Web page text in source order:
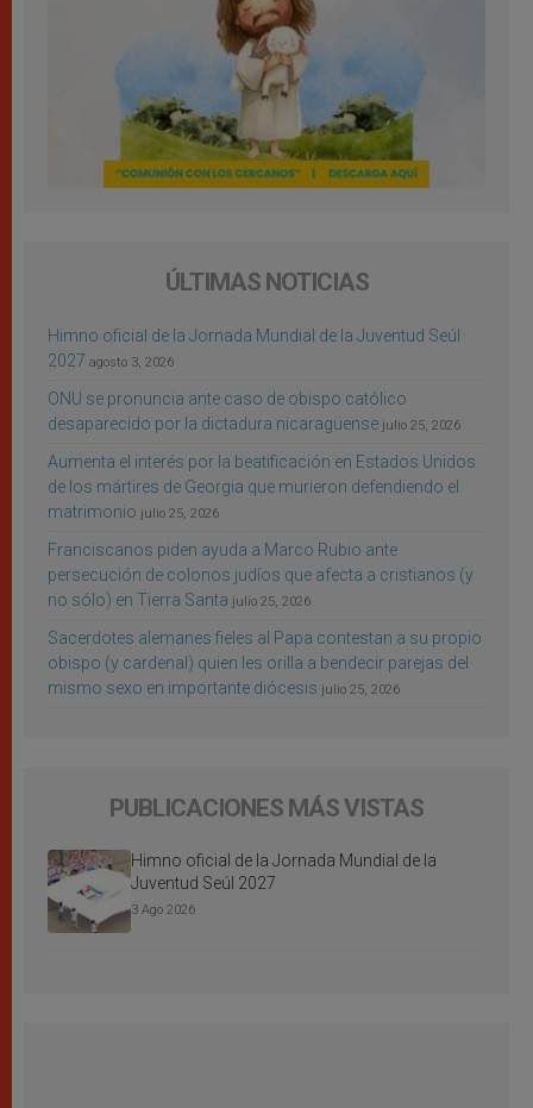
ÚLTIMAS NOTICIAS
Himno oficial de la Jornada Mundial de la Juventud Seúl
2027 agosto 3, 2026
ONU se pronuncia ante caso de obispo católico
desaparecido por la dictadura nicaragüense julio 25, 2026
Aumenta el interés por la beatificación en Estados Unidos
de los mártires de Georgia que murieron defendiendo el
matrimonio julio 25, 2026
Franciscanos piden ayuda a Marco Rubio ante
persecución de colonos judíos que afecta a cristianos (y
no sólo) en Tierra Santa julio 25, 2026
Sacerdotes alemanes fieles al Papa contestan a su propio
obispo (y cardenal) quien les orilla a bendecir parejas del
mismo sexo en importante diócesis julio 25, 2026
PUBLICACIONES MÁS VISTAS
Himno oficial de la Jornada Mundial de la
Juventud Seúl 2027
3 Ago 2026